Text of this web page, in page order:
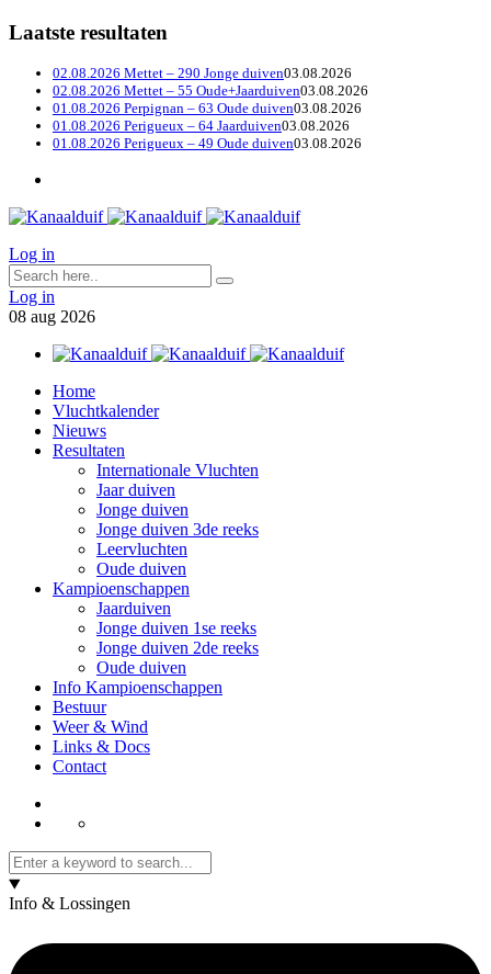
Laatste resultaten
02.08.2026 Mettet – 290 Jonge duiven03.08.2026
02.08.2026 Mettet – 55 Oude+Jaarduiven03.08.2026
01.08.2026 Perpignan – 63 Oude duiven03.08.2026
01.08.2026 Perigueux – 64 Jaarduiven03.08.2026
01.08.2026 Perigueux – 49 Oude duiven03.08.2026
Log in
Log in
08 aug 2026
Home
Vluchtkalender
Nieuws
Resultaten
Internationale Vluchten
Jaar duiven
Jonge duiven
Jonge duiven 3de reeks
Leervluchten
Oude duiven
Kampioenschappen
Jaarduiven
Jonge duiven 1se reeks
Jonge duiven 2de reeks
Oude duiven
Info Kampioenschappen
Bestuur
Weer & Wind
Links & Docs
Contact
Info & Lossingen